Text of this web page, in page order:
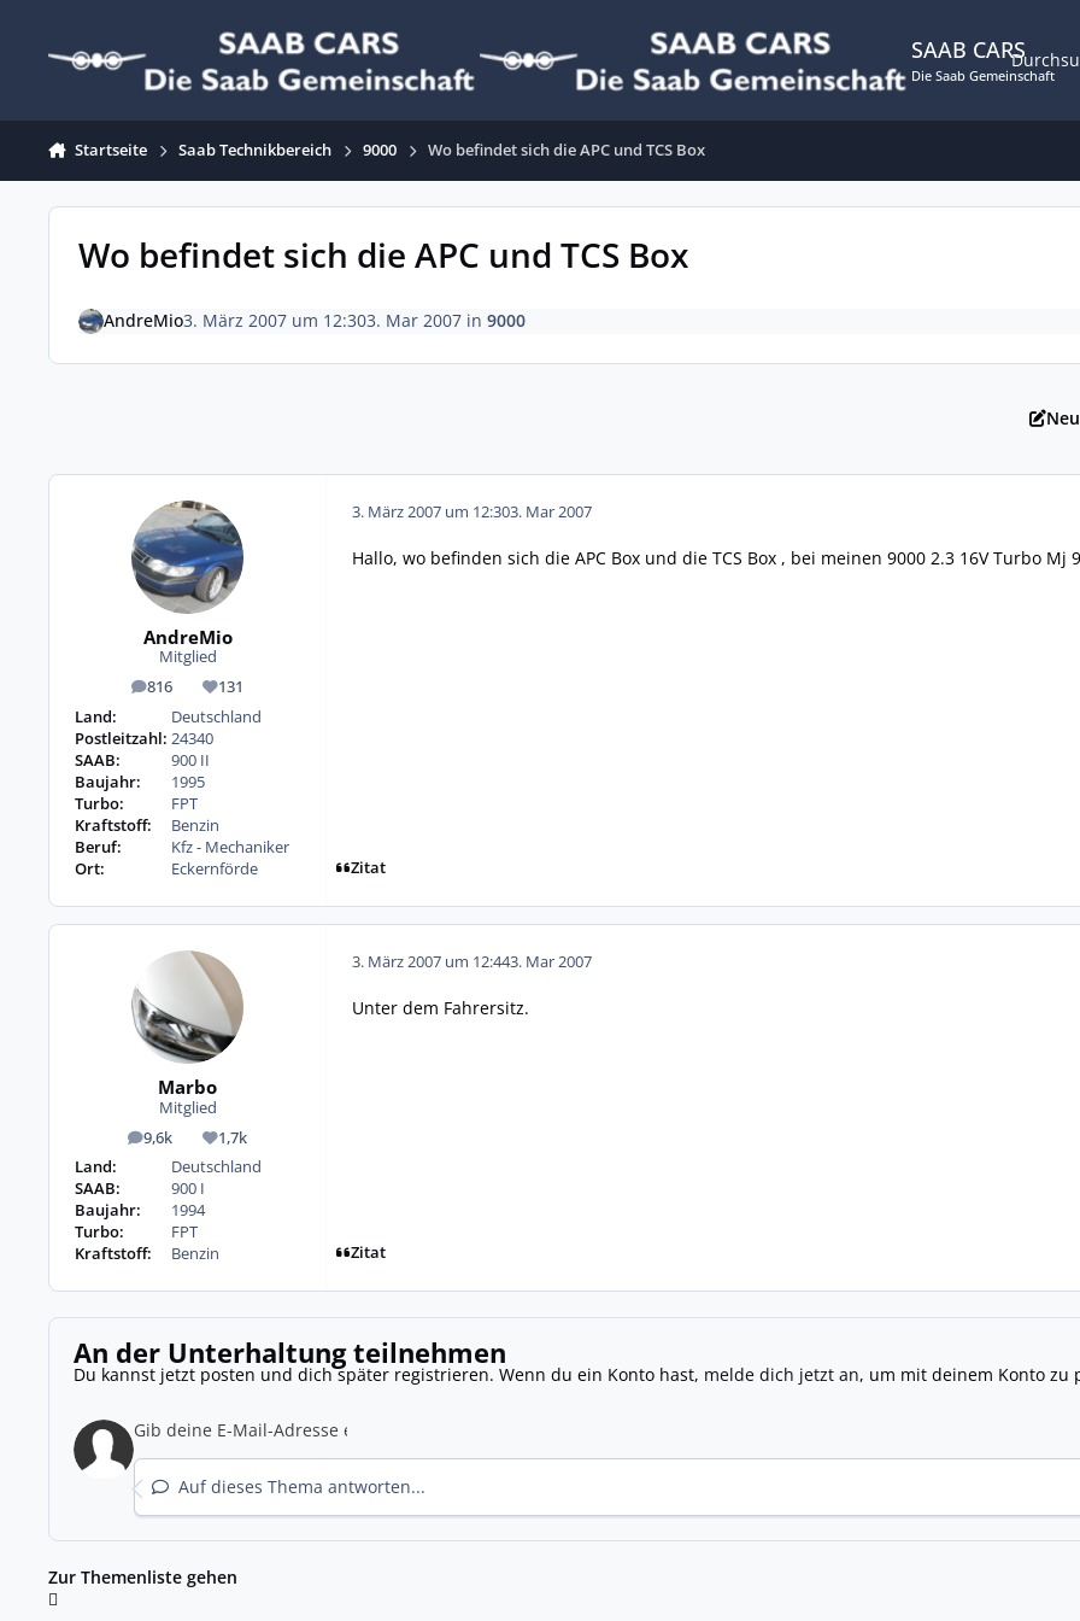
SAAB CARS
Die Saab Gemeinschaft
Startseite Saab Technikbereich 9000 Wo befindet sich die APC und TCS Box
Wo befindet sich die APC und TCS Box
AndreMio3. März 2007 um 12:303. Mar 2007in 9000
AndreMio
Mitglied
816
Beiträge 131
Reputation
Land:
Deutschland
Postleitzahl: 24340
SAAB:
900 II
Baujahr:
1995
Turbo:
FPT
Kraftstoff:
Benzin
Beruf:
Kfz - Mechaniker
Ort:
Eckernförde
3. März 2007 um 12:303. Mar 2007
Hallo, wo befinden sich die APC Box und die TCS Box , bei meinen 9000 2.3 16V Turbo Mj
Zitat
Marbo
Mitglied
9,6k
Beiträge 1,7k
Reputation
Land:
Deutschland
SAAB:
900 I
Baujahr:
1994
Turbo:
FPT
Kraftstoff:
Benzin
3. März 2007 um 12:443. Mar 2007
Unter dem Fahrersitz.
Zitat
An der Unterhaltung teilnehmen
Du kannst jetzt posten und dich später registrieren. Wenn du ein Konto hast, melde dich jetzt an, um mit deinem Konto zu
Auf dieses Thema antworten...
Zur Themenliste gehen